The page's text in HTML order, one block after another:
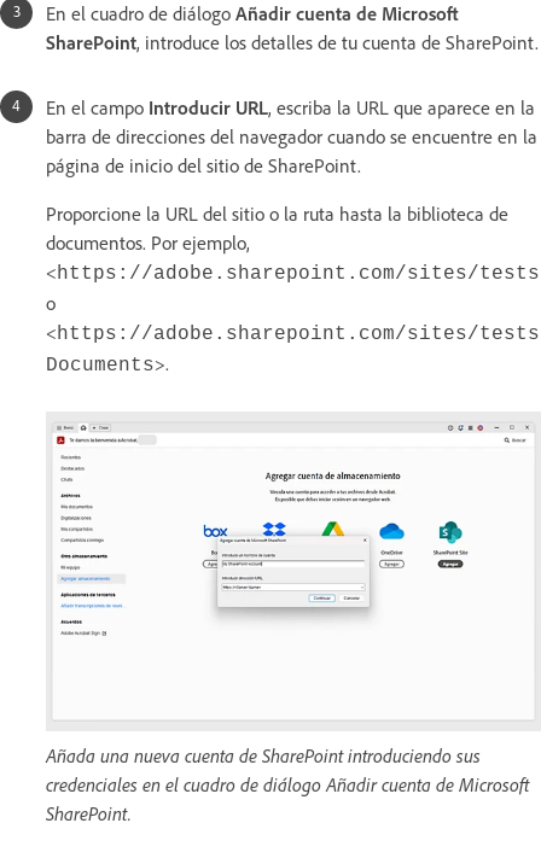
En el cuadro de diálogo Añadir cuenta de Microsoft
SharePoint, introduce los detalles de tu cuenta de SharePoint.
En el campo Introducir URL, escriba la URL que aparece en la
barra de direcciones del navegador cuando se encuentre en la
página de inicio del sitio de SharePoint.
Proporcione la URL del sitio o la ruta hasta la biblioteca de
documentos. Por ejemplo,
<https://adobe.sharepoint.com/sites/
o
<https://adobe.sharepoint.com/sites/
Documents>.
Añada una nueva cuenta de SharePoint introduciendo sus
credenciales en el cuadro de diálogo Añadir cuenta de Microsoft
SharePoint.